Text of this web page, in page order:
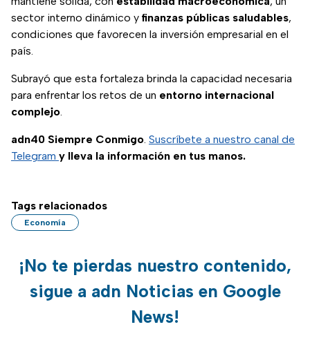
sector interno dinámico y finanzas públicas saludables,
condiciones que favorecen la inversión empresarial en el
país.
Subrayó que esta fortaleza brinda la capacidad necesaria
para enfrentar los retos de un entorno internacional
complejo.
adn40 Siempre Conmigo. Suscríbete a nuestro canal de
Telegram y lleva la información en tus manos.
Tags relacionados
Economía
¡No te pierdas nuestro contenido,
sigue a adn Noticias en Google
News!